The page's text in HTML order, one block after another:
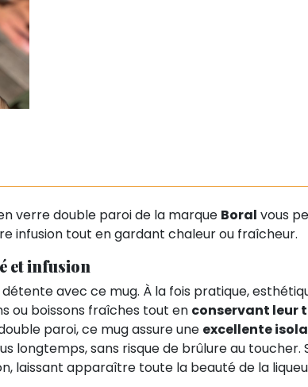
verre double paroi de la marque Boral vous
infusion tout en gardant chaleur ou fraîcheur.
et infusion
avec ce mug. À la fois pratique,
ou boissons fraîches tout en conservant leur
paroi, ce mug assure une excellente
longtemps, sans risque de brûlure au toucher.
laissant apparaître toute la beauté de la